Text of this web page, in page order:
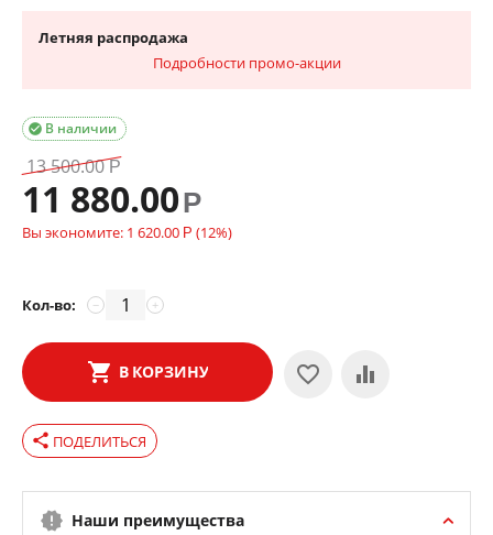
Летняя распродажа
Подробности промо-акции
В наличии

13 500.00 Р
11 880.00Р
Вы экономите: 1 620.00 Р (12%)
Кол-во: +
−
В КОРЗИНУ
share ПОДЕЛИТЬСЯ
Наши преимущества